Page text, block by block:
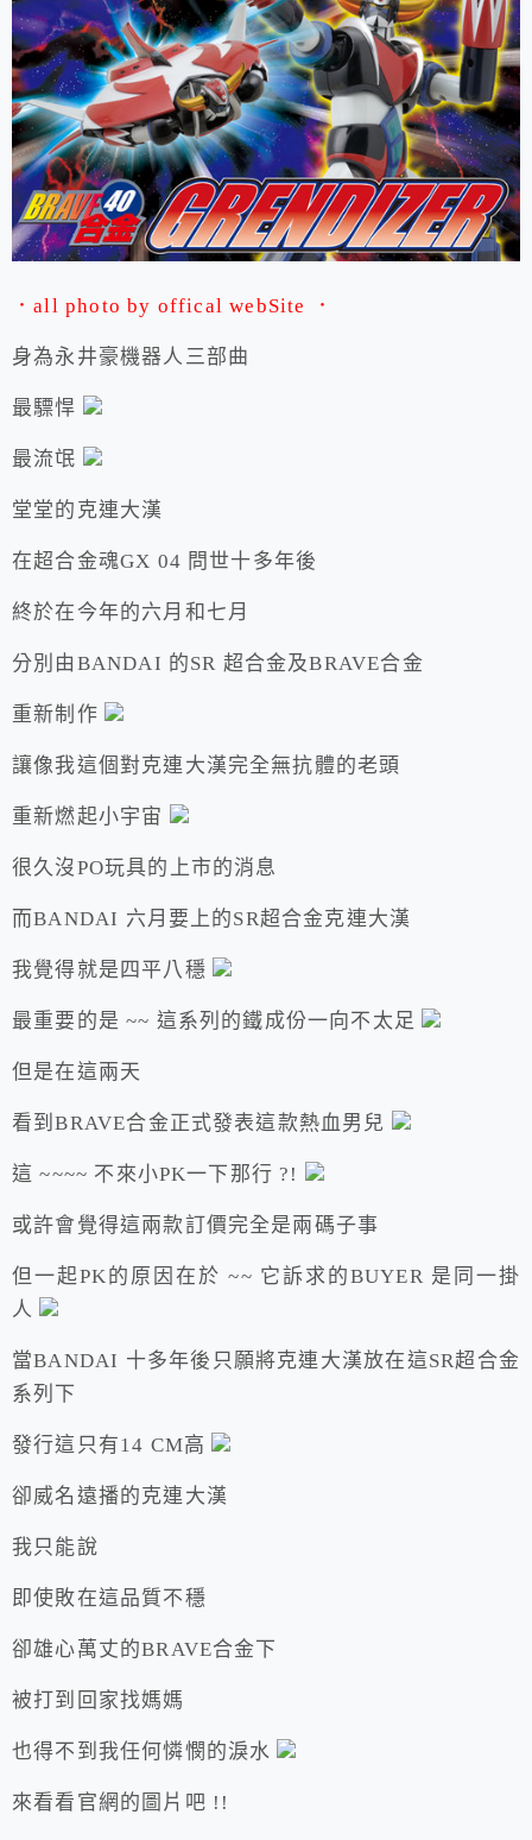
．all photo by offical webSite ．
身為永井豪機器人三部曲
最驃悍
最流氓
堂堂的克連大漢
在超合金魂GX 04 問世十多年後
終於在今年的六月和七月
分別由BANDAI 的SR 超合金及BRAVE合金
重新制作
讓像我這個對克連大漢完全無抗體的老頭
重新燃起小宇宙
很久沒PO玩具的上市的消息
而BANDAI 六月要上的SR超合金克連大漢
我覺得就是四平八穩
最重要的是 ~~ 這系列的鐵成份一向不太足
但是在這兩天
看到BRAVE合金正式發表這款熱血男兒
這 ~~~~ 不來小PK一下那行 ?!
或許會覺得這兩款訂價完全是兩碼子事
但一起PK的原因在於 ~~ 它訴求的BUYER 是同一掛
人
當BANDAI 十多年後只願將克連大漢放在這SR超合金
系列下
發行這只有14 CM高
卻威名遠播的克連大漢
我只能說
即使敗在這品質不穩
卻雄心萬丈的BRAVE合金下
被打到回家找媽媽
也得不到我任何憐憫的淚水
來看看官網的圖片吧 !!